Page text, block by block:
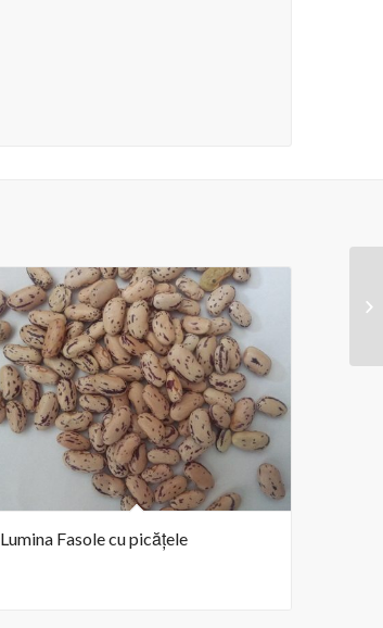
Lumina Fasole cu picățele